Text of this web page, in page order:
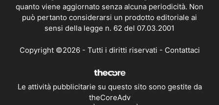
quanto viene aggiornato senza alcuna periodicità. Non
può pertanto considerarsi un prodotto editoriale ai
sensi della legge n. 62 del 07.03.2001
Copyright ©2026 - Tutti i diritti riservati - Contattaci
Le attività pubblicitarie su questo sito sono gestite da
theCoreAdv